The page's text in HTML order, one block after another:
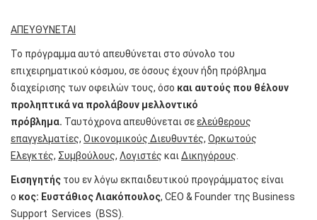
ΑΠΕΥΘΥΝΕΤΑΙ
Το πρόγραμμα αυτό απευθύνεται στο σύνολο του
επιχειρηματικού κόσμου, σε όσους έχουν ήδη πρόβλημα
διαχείρισης των οφειλών τους, όσο και αυτούς που θέλουν
προληπτικά να προλάβουν μελλοντικό
πρόβλημα. Ταυτόχρονα απευθύνεται σεελεύθερους
επαγγελματίες, Οικονομικούς Διευθυντές, Ορκωτούς
Ελεγκτές, Συμβούλους, Λογιστές και Δικηγόρους
Εισηγητής του εν λόγω εκπαιδευτικού προγράμματος είναι
ο κος: Ευστάθιος Λιακόπουλος, CEO & Founder της Business
Support Services (BSS).